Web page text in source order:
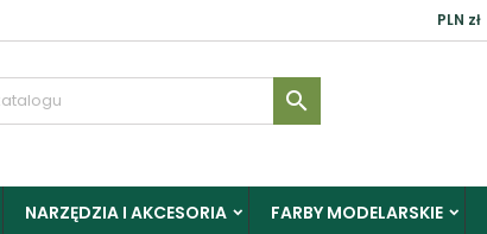
PLN zł

NARZĘDZIA I AKCESORIA FARBY MODELARSKIE